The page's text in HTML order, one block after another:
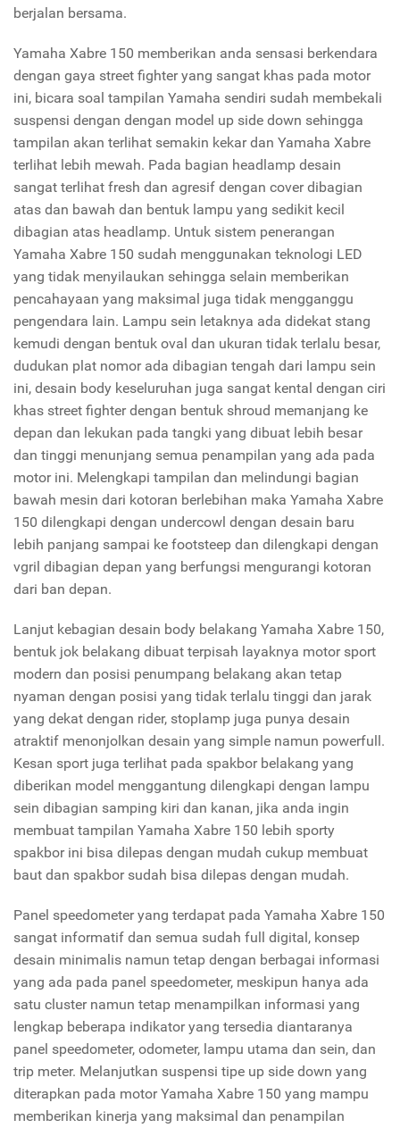
berjalan bersama.
Yamaha Xabre 150 memberikan anda sensasi berkendara
dengan gaya street fighter yang sangat khas pada motor
ini, bicara soal tampilan Yamaha sendiri sudah membekali
suspensi dengan dengan model up side down sehingga
tampilan akan terlihat semakin kekar dan Yamaha Xabre
terlihat lebih mewah. Pada bagian headlamp desain
sangat terlihat fresh dan agresif dengan cover dibagian
atas dan bawah dan bentuk lampu yang sedikit kecil
dibagian atas headlamp. Untuk sistem penerangan
Yamaha Xabre 150 sudah menggunakan teknologi LED
yang tidak menyilaukan sehingga selain memberikan
pencahayaan yang maksimal juga tidak mengganggu
pengendara lain. Lampu sein letaknya ada didekat stang
kemudi dengan bentuk oval dan ukuran tidak terlalu besar,
dudukan plat nomor ada dibagian tengah dari lampu sein
ini, desain body keseluruhan juga sangat kental dengan ciri
khas street fighter dengan bentuk shroud memanjang ke
depan dan lekukan pada tangki yang dibuat lebih besar
dan tinggi menunjang semua penampilan yang ada pada
motor ini. Melengkapi tampilan dan melindungi bagian
bawah mesin dari kotoran berlebihan maka Yamaha Xabre
150 dilengkapi dengan undercowl dengan desain baru
lebih panjang sampai ke footsteep dan dilengkapi dengan
vgril dibagian depan yang berfungsi mengurangi kotoran
dari ban depan.
Lanjut kebagian desain body belakang Yamaha Xabre 150,
bentuk jok belakang dibuat terpisah layaknya motor sport
modern dan posisi penumpang belakang akan tetap
nyaman dengan posisi yang tidak terlalu tinggi dan jarak
yang dekat dengan rider, stoplamp juga punya desain
atraktif menonjolkan desain yang simple namun powerfull.
Kesan sport juga terlihat pada spakbor belakang yang
diberikan model menggantung dilengkapi dengan lampu
sein dibagian samping kiri dan kanan, jika anda ingin
membuat tampilan Yamaha Xabre 150 lebih sporty
spakbor ini bisa dilepas dengan mudah cukup membuat
baut dan spakbor sudah bisa dilepas dengan mudah.
Panel speedometer yang terdapat pada Yamaha Xabre 150
sangat informatif dan semua sudah full digital, konsep
desain minimalis namun tetap dengan berbagai informasi
yang ada pada panel speedometer, meskipun hanya ada
satu cluster namun tetap menampilkan informasi yang
lengkap beberapa indikator yang tersedia diantaranya
panel speedometer, odometer, lampu utama dan sein, dan
trip meter. Melanjutkan suspensi tipe up side down yang
diterapkan pada motor Yamaha Xabre 150 yang mampu
memberikan kinerja yang maksimal dan penampilan